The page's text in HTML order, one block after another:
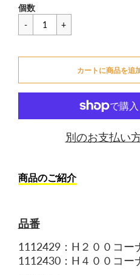
格
一
価
¥1,650
個数
カートに商品を追
別のお支払い
商品のご紹介
品番
1112429：H２００コー
1112430：H４００コー